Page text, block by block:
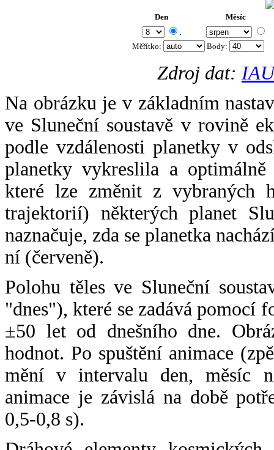
Den Měsíc
.
Měřítko: Body:
Zdroj dat:
Na obrázku je v základním
ve Sluneční soustavě v rovině
podle vzdálenosti planetky v
planetky vykreslila a
které lze změnit z vybraných
trajektorií) některých planet
naznačuje, zda se planetka
ní (červeně).
Polohu těles ve Sluneční
"dnes"), které se zadává pomocí
±50 let od dnešního dne.
hodnot. Po spuštění animace
mění v intervalu den, měsíc
animace je závislá na době
0,5-0,8 s).